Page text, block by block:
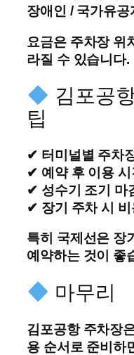
장애인 / 국가유공
요금은 주차장 위
라질 수 있습니다.
김포공
팁
✔ 터미널별 주차
✔ 예약 후 이용 시
✔ 성수기 조기 마
✔ 장기 주차 시 비
특히 국제선은 장
예약하는 것이 좋
마무리
김포공항 주차장
용 순서로 준비하